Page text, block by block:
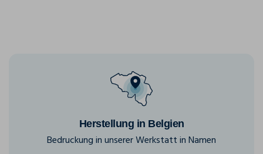
Herstellung in Belgien
Bedruckung in unserer Werkstatt in Namen